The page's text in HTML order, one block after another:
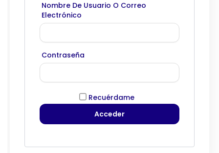
Nombre De Usuario O Correo
Electrónico
Contraseña
Recuérdame